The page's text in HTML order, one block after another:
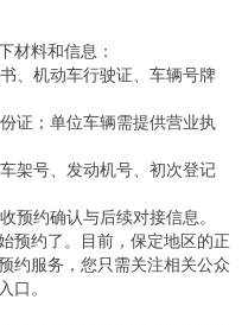
材料和信息：
、机动车行驶证、车辆号牌
证；单位车辆需提供营业执
架号、发动机号、初次登记
预约确认与后续对接信息。
预约了。目前，保定地区的正
约服务，您只需关注相关公众
口。